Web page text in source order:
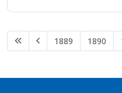
1889 1890